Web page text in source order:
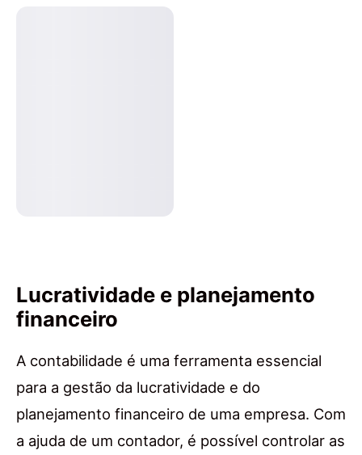
Lucratividade e planejamento
financeiro
A contabilidade é uma ferramenta essencial
para a gestão da lucratividade e do
planejamento financeiro de uma empresa. Com
a ajuda de um contador, é possível controlar as